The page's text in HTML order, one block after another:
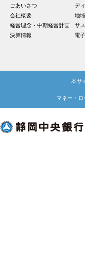
ごあいさつ
会社概要
経営理念・中期経営計画
決算情報
デ
地
サ
電
本サ
マネー・